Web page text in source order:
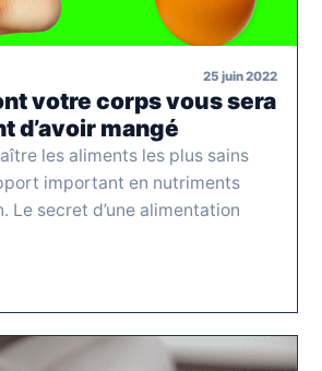
25 juin 2022
votre corps vous sera
d’avoir mangé
les aliments les plus sains
important en nutriments
Le secret d’une alimentation